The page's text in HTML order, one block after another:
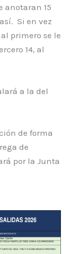
anotaran 15
Si en vez
primero se le
14, al
a la del
de forma
de
por la Junta